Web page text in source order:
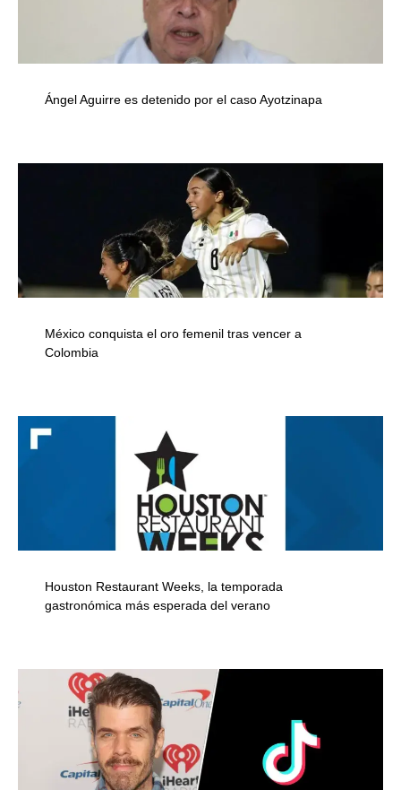
Ángel Aguirre es detenido por el caso Ayotzinapa
México conquista el oro femenil tras vencer a
Colombia
Houston Restaurant Weeks, la temporada
gastronómica más esperada del verano